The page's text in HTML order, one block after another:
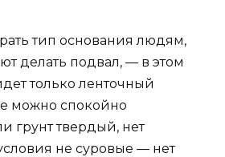
тип основания людям,
делать подвал, — в этом
только ленточный
можно спокойно
грунт твердый, нет
не суровые — нет